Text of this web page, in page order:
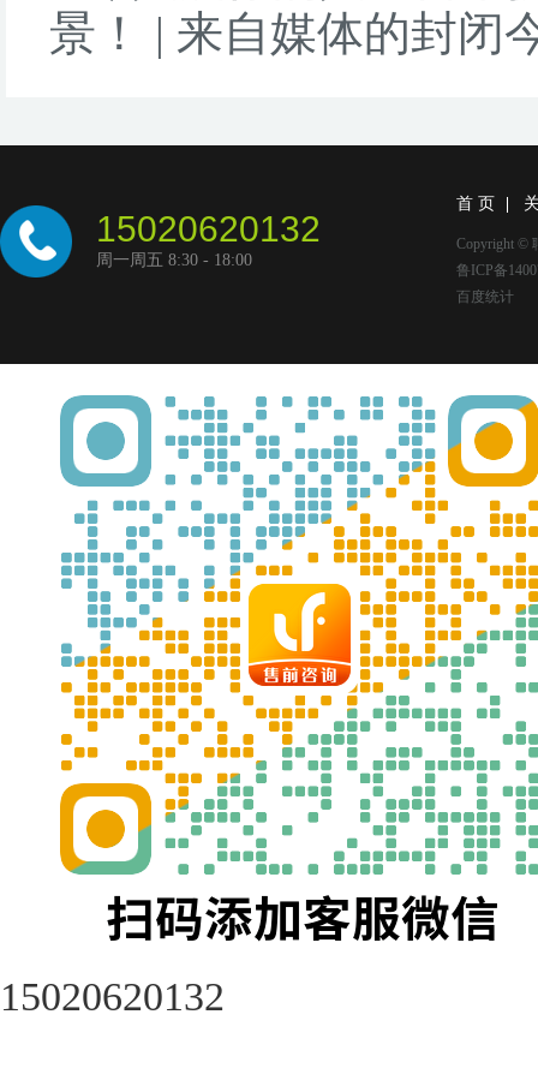
景！
| 来自媒体的封闭
15020620132
周一周五 8:30 - 18:00
首 页
Copyright ©
鲁ICP备
百度统计
15020620132